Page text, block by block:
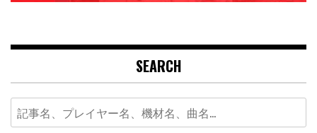
SEARCH
Search
for: